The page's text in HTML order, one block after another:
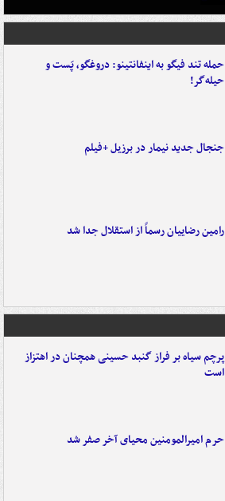
حمله تند فیگو به اینفانتینو: دروغگو، پَست‌ و
حیله‌گر!
جنجال جدید نیمار در برزیل +فیلم
رامین رضاییان رسماً از استقلال جدا شد
پرچم سیاه بر فراز گنبد حسینی همچنان در اهتزاز
است
حرم امیرالمومنین محیای آخر صفر شد